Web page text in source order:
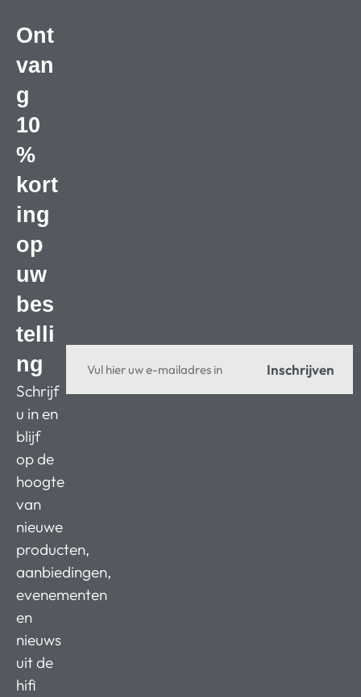
Ont
van
g
10
%
kort
ing
op
uw
bes
telli
ng
Schrijf
u in en
blijf
op de
hoogte
van
nieuwe
producten,
aanbiedingen,
evenementen
en
nieuws
uit de
hifi
Inschrijven